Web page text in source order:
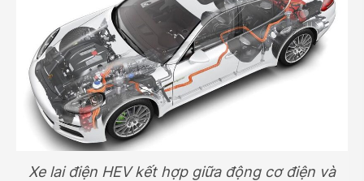
Xe lai điện HEV kết hợp giữa động cơ điện và